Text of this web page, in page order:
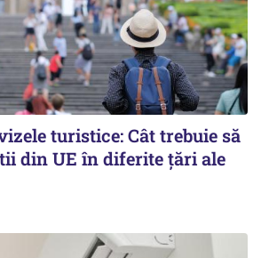
turistice: Cât trebuie să
din UE în diferite țări ale